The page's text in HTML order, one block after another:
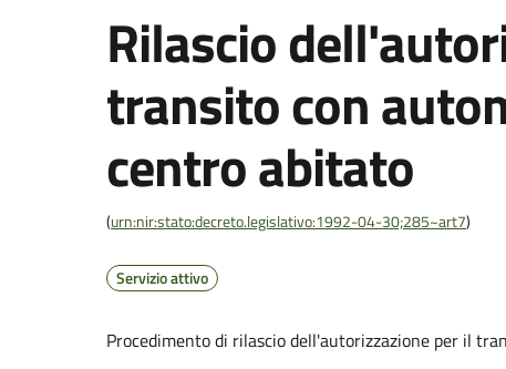
Rilascio
transito con
centro abitato
(urn:nir:stato:decreto.legislativo:1992-04-30;285~art7)
Servizio attivo
Procedimento di rilascio dell'autorizzazione per il